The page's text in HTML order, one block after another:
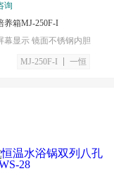
询
养箱MJ-250F-I
幕显示 镜面不锈钢内胆
MJ-250F-I 一恒